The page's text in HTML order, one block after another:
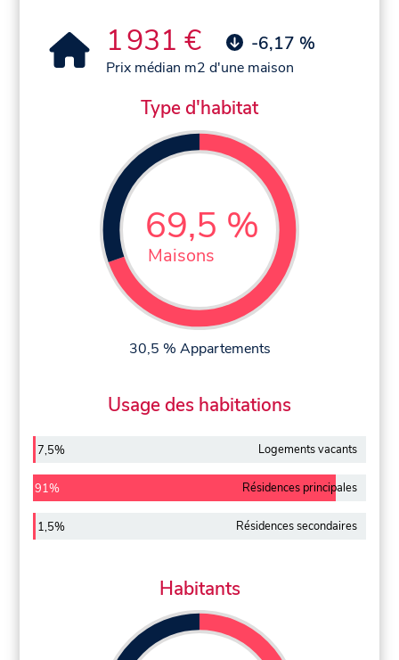
1 931 € -6,17 %
Prix médian m2 d'une maison
Type d'habitat
69,5 %
Maisons
30,5 % Appartements
Usage des habitations
7,5% Logements vacants
91% Résidences principales
1,5% Résidences secondaires
Habitants